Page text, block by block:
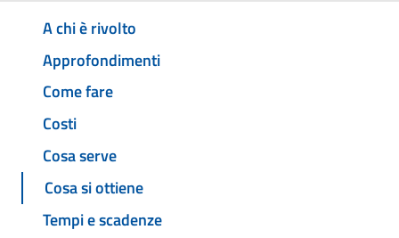
A chi è rivolto
Approfondimenti
Come fare
Costi
Cosa serve
Cosa si ottiene
Tempi e scadenze